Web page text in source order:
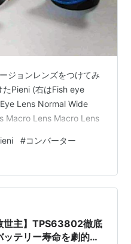
ジョンレンズをつけてみ
Pieni (右はFish eye
Lens Normal Wide
Macro Lens Macro Lens
#コンバーター
世主】TPS63802徹底
テリー寿命を劇的に